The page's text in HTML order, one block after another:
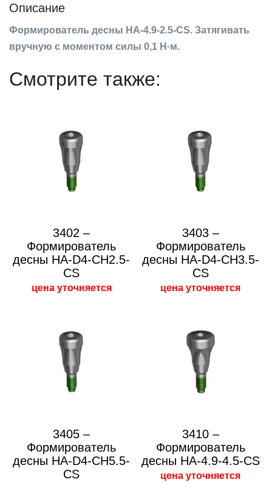
Описание
Формирователь десны HA-4.9-2.5-CS. Затягивать
вручную с моментом силы 0,1 Н·м.
Смотрите также:
3402 –
Формирователь
десны HA-D4-CH2.5-
CS
цена уточняется
3403 –
Формирователь
десны HA-D4-CH3.5-
CS
цена уточняется
3405 –
Формирователь
десны HA-D4-CH5.5-
CS
3410 –
Формирователь
десны HA-4.9-4.5-CS
цена уточняется